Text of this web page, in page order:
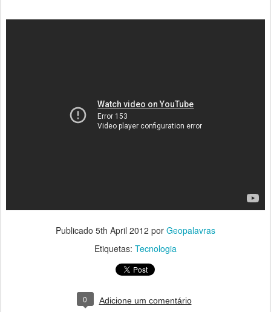
Publicado 5th April 2012 por Geopalavras
Etiquetas: Tecnologia
0 Adicione um comentário